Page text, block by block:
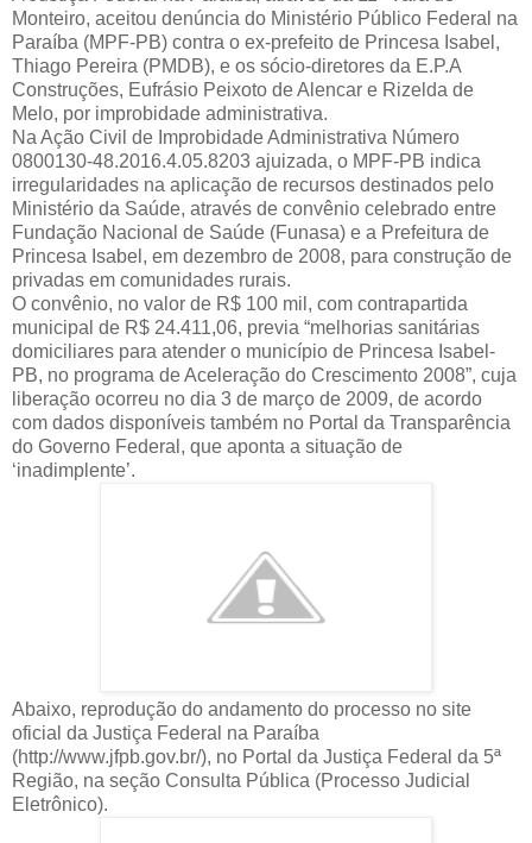
Monteiro, aceitou denúncia do Ministério Público Federal na
Paraíba (MPF-PB) contra o ex-prefeito de Princesa Isabel,
Thiago Pereira (PMDB), e os sócio-diretores da E.P.A
Construções, Eufrásio Peixoto de Alencar e Rizelda de
Melo, por improbidade administrativa.
Na Ação Civil de Improbidade Administrativa Número
0800130-48.2016.4.05.8203 ajuizada, o MPF-PB indica
irregularidades na aplicação de recursos destinados pelo
Ministério da Saúde, através de convênio celebrado entre
Fundação Nacional de Saúde (Funasa) e a Prefeitura de
Princesa Isabel, em dezembro de 2008, para construção de
privadas em comunidades rurais.
O convênio, no valor de R$ 100 mil, com contrapartida
municipal de R$ 24.411,06, previa “melhorias sanitárias
domiciliares para atender o município de Princesa Isabel-
PB, no programa de Aceleração do Crescimento 2008”, cuja
liberação ocorreu no dia 3 de março de 2009, de acordo
com dados disponíveis também no Portal da Transparência
do Governo Federal, que aponta a situação de
‘inadimplente’.
Abaixo, reprodução do andamento do processo no site
oficial da Justiça Federal na Paraíba
(http://www.jfpb.gov.br/), no Portal da Justiça Federal da 5ª
Região, na seção Consulta Pública (Processo Judicial
Eletrônico).